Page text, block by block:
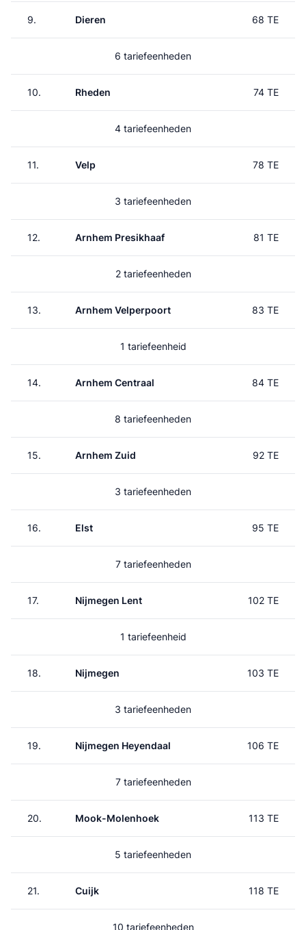
9. Dieren 68 TE
6 tariefeenheden
10. Rheden 74 TE
4 tariefeenheden
11. Velp 78 TE
3 tariefeenheden
12. Arnhem Presikhaaf 81 TE
2 tariefeenheden
13. Arnhem Velperpoort 83 TE
1 tariefeenheid
14. Arnhem Centraal 84 TE
8 tariefeenheden
15. Arnhem Zuid 92 TE
3 tariefeenheden
16. Elst 95 TE
7 tariefeenheden
17. Nijmegen Lent 102 TE
1 tariefeenheid
18. Nijmegen 103 TE
3 tariefeenheden
19. Nijmegen Heyendaal 106 TE
7 tariefeenheden
20. Mook-Molenhoek 113 TE
5 tariefeenheden
21. Cuijk 118 TE
10 tariefeenheden